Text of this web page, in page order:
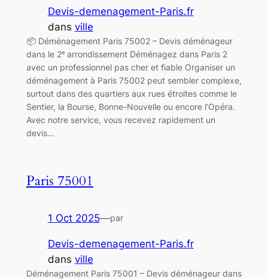
Devis-demenagement-Paris.fr
dans ville
📦 Déménagement Paris 75002 – Devis déménageur
dans le 2ᵉ arrondissement Déménagez dans Paris 2
avec un professionnel pas cher et fiable Organiser un
déménagement à Paris 75002 peut sembler complexe,
surtout dans des quartiers aux rues étroites comme le
Sentier, la Bourse, Bonne-Nouvelle ou encore l’Opéra.
Avec notre service, vous recevez rapidement un
devis…
Paris 75001
1 Oct 2025—par
Devis-demenagement-Paris.fr
dans ville
Déménagement Paris 75001 – Devis déménageur dans